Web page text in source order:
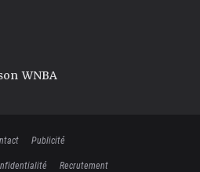
WNBA
Publicité
Recrutement